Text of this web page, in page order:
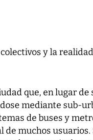
y la
que, en lugar
mediante sub-
de buses y
de muchos